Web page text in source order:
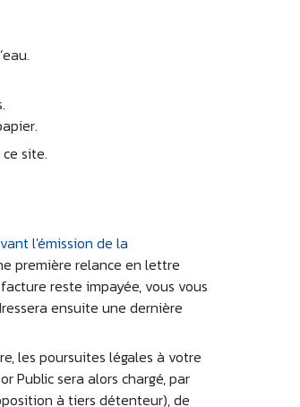
site.
l'émission de la
première relance en lettre
reste impayée, vous vous
ensuite une dernière
les poursuites légales à votre
Public sera alors chargé, par
à tiers détenteur), de